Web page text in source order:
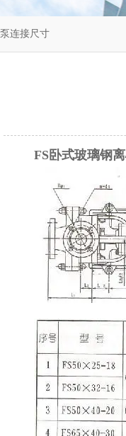
连接尺寸
FS卧式玻璃钢